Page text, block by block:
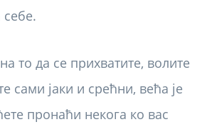
себе.
то да се прихватите, волите
сами јаки и срећни, већа је
пронаћи некога ко вас